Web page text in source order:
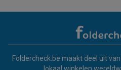
Foldercheck.be maakt deel uit